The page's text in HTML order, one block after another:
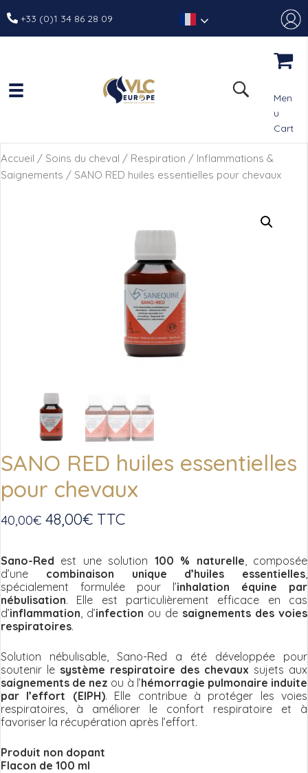
+33 (0)1 34 86 28 09
Men
u
Cart
Accueil / Soins du cheval / Respiration / Inflammations &
Saignements / SANO RED huiles essentielles pour chevaux
SANO RED huiles essentielles
pour chevaux
40,00€ 48,00€ TTC
Sano-Red est une solution 100 % naturelle , composée
d’une combinaison unique d’huiles essentielles
spécialement formulée pour l’inhalation équine par
nébulisation. Elle est particulièrement efficace en cas
d’inflammation , d’infection ou de saignements des voies
respiratoires.
Solution nébulisable, Sano-Red a été développée pour
soutenir le système respiratoire des chevaux sujets aux
saignements de nez ou à l’hémorragie pulmonaire induite
par l’effort (EIPH). Elle contribue à protéger les voies
respiratoires, à améliorer le confort respiratoire et à
favoriser la récupération après l’effort.
Produit non dopant
Flacon de 100 ml